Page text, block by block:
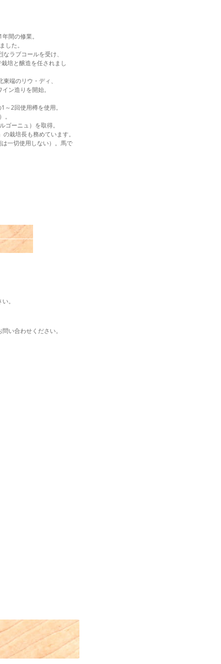
間の修業。
した。
ラブコールを受け、
培と醸造を任されまし
端のリウ・ディ、
ン造りを開始。
2回使用樽を使用。
ーニュ）を取得。
栽培長も務めています。
一切使用しない）。馬で
。
い合わせください。